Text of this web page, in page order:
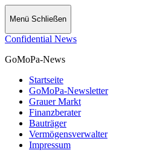
Menü Schließen
Confidential News
GoMoPa-News
Startseite
GoMoPa-Newsletter
Grauer Markt
Finanzberater
Bauträger
Vermögensverwalter
Impressum